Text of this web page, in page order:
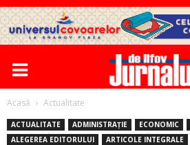
Acasă Actualitate
ACTUALITATE ADMINISTRAȚIE ECONOMIC
ALEGEREA EDITORULUI
ARTICOLE INTEGRALE